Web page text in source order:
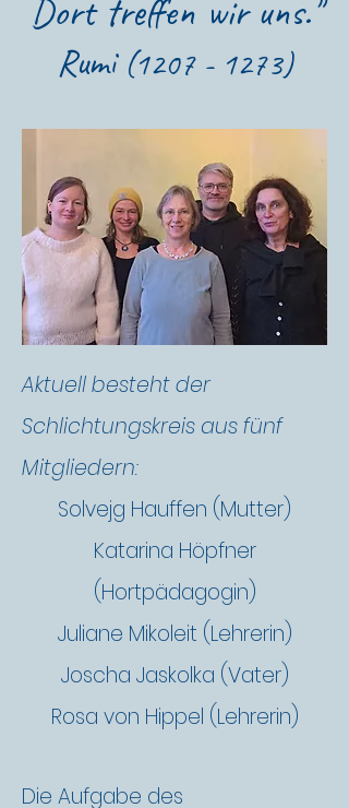
Dort treffen wir uns."
Rumi (1207 - 1273)
Aktuell besteht der
Schlichtungskreis aus fünf
Mitgliedern:
Solvejg Hauffen (Mutter)
Katarina Höpfner
(Hortpädagogin)
Juliane Mikoleit (Lehrerin)
Joscha Jaskolka (Vater)
Rosa von Hippel (Lehrerin)
Die Aufgabe des